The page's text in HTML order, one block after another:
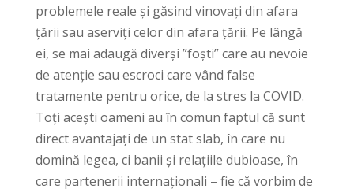
problemele reale și găsind vinovați din afara
țării sau aserviți celor din afara țării. Pe lângă
ei, se mai adaugă diverși ”foști” care au nevoie
de atenție sau escroci care vând false
tratamente pentru orice, de la stres la COVID.
Toți acești oameni au în comun faptul că sunt
direct avantajați de un stat slab, în care nu
domină legea, ci banii și relațiile dubioase, în
care partenerii internaționali – fie că vorbim de